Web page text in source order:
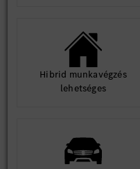
Hibrid munkavégzés
lehetséges